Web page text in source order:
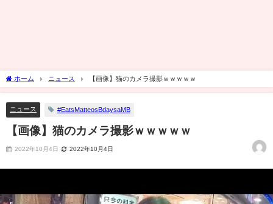
ホーム ニュース 【画像】猫のカメラ撮影ｗｗｗｗｗ
ニュース #EatsMatteosBdaysaMB
【画像】猫のカメラ撮影ｗｗｗｗｗ
2022年10月4日 2022年10月4日